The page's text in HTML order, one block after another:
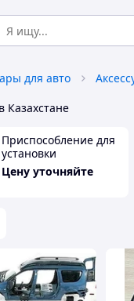
для авто
в Казахстане
Приспособление для
установки
уплотнителя стекла /
новинка/
Цену уточняйте